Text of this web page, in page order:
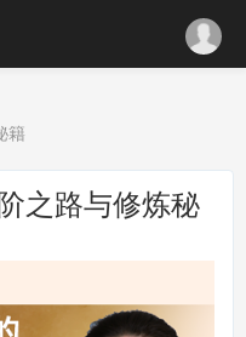
籍
之路与修炼秘